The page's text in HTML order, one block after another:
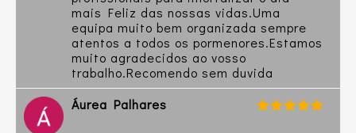
mais Feliz das nossas vidas.Uma
equipa muito bem organizada sempre
atentos a todos os pormenores.Estamos
muito agradecidos ao vosso
trabalho.Recomendo sem duvida
Áurea Palhares